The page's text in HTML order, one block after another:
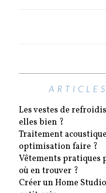
Les vestes de
elles bien ?
Traitement
optimisation faire ?
Vêtements pratiques
où en trouver ?
Créer un Home